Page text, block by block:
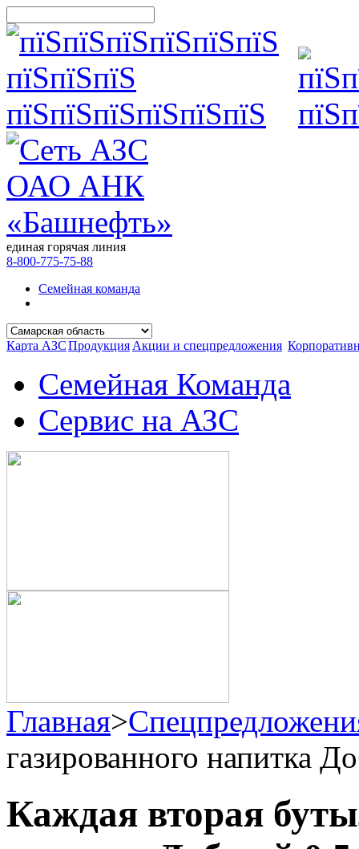
единая горячая линия
8-800-775-75-88
Семейная команда
Карта АЗСПродукция Акции и спецпредложения
Семейная Команда
Сервис на АЗС
Главная>
газированного напитка
Каждая вторая